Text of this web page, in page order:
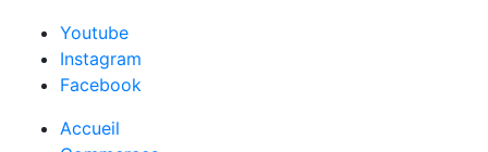
Youtube
Instagram
Facebook
Accueil